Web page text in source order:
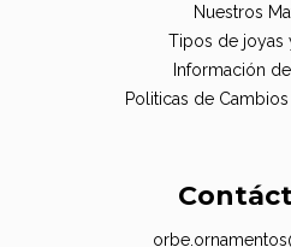
Nuestros
Tipos de joyas
Información
Politicas de